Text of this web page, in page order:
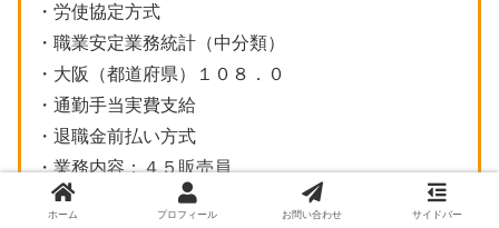
・労使協定方式
・職業安定業務統計（中分類）
・大阪（都道府県）１０８．０
・通勤手当実費支給
・退職金前払い方式
・業務内容：４５販売員
・能力/経験調整指数 ３年目（１～２０年の中で）
ホーム プロフィール お問い合わせ サイドバー